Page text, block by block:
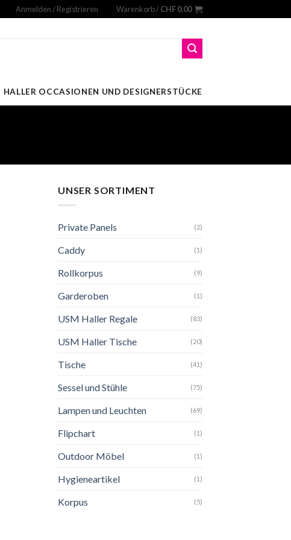
Anmelden / Registrieren Warenkorb /CHF0.00
OCCASIONEN UND DESIGNERSTÜCKE
UNSER SORTIMENT
Private Panels (2)
Caddy (1)
Rollkorpus (9)
Garderoben (1)
USM Haller Regale (83)
USM Haller Tische (20)
Tische (41)
Sessel und Stühle (75)
Lampen und Leuchten (69)
Flipchart (1)
Outdoor Möbel (1)
Hygieneartikel (1)
Korpus (5)